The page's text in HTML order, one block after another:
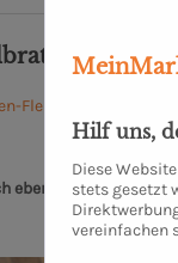
3er"
Fleischerei GmbH
ebenfalls angesehen
Hilf uns,
Diese
stets gesetzt
vereinfachen